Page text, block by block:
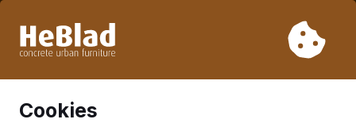
week 33. Houdt u daarom rekening met langere levertijden.
Cookies
Al meer dan 30.000 producten verkocht